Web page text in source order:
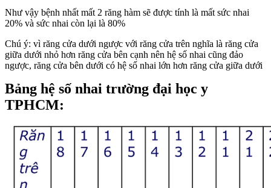
Như vậy bệnh nhất mất 2 răng hàm sẽ được tính là mất sức nhai
20% và sức nhai còn lại là 80%
Chú ý: vì răng cửa dưới ngược với răng cửa trên nghĩa là răng cửa
giữa dưới nhỏ hơn răng cửa bên cạnh nên hệ số nhai cũng đảo
ngược, răng cửa bên dưới có hệ số nhai lớn hơn răng cửa giữa dưới
Bảng hệ số nhai trường đại học y
TPHCM: